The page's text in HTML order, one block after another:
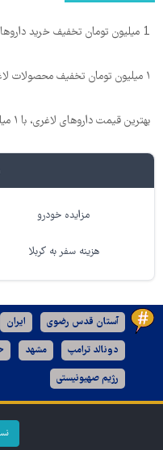
1 میلیون تومان تخفیف خرید داروهای لاغری با ارسال از داروخانه و پک یخ!
۱ میلیون تومان تخفیف محصولات لاغری؛ یک قدم نزدیک‌تر به شروع کاهش وزن
بهترین قیمت داروهای لاغری، با ۱ میلیون تخفیف و ارسال از داروخانه‌
مزایده خودرو
هزینه سفر به کربلا
آستان قدس رضوی ایران
دونالد ترامپ مشهد
رژیم صهیونیستی